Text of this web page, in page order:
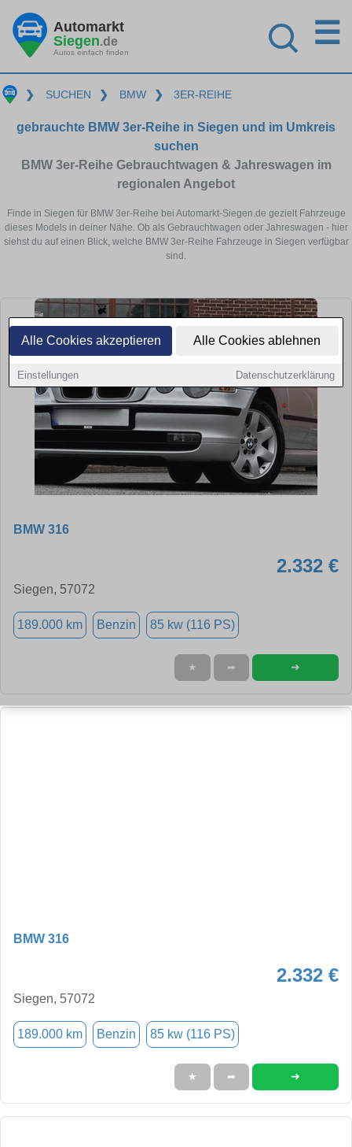
Alle Cookies akzeptieren Alle Cookies ablehnen
Einstellungen Datenschutzerklärung
Automarkt
Siegen.de
Autos einfach finden
☰
❯ SUCHEN ❯ BMW ❯ 3ER-REIHE
gebrauchte BMW 3er-Reihe in Siegen und im Umkreis
suchen
BMW 3er-Reihe Gebrauchtwagen & Jahreswagen im
regionalen Angebot
Finde in Siegen für BMW 3er-Reihe bei Automarkt-Siegen.de gezielt Fahrzeuge
dieses Models in deiner Nähe. Ob als Gebrauchtwagen oder Jahreswagen - hier
siehst du auf einen Blick, welche BMW 3er-Reihe Fahrzeuge in Siegen verfügbar
sind.
BMW 316
2.332 €
Siegen, 57072
189.000 km Benzin 85 kw (116 PS)
★ ➦ ➜
BMW 316
2.332 €
Siegen, 57072
189.000 km Benzin 85 kw (116 PS)
★ ➦ ➜